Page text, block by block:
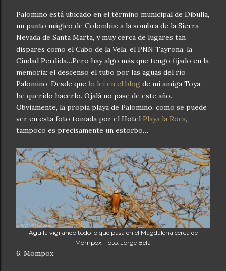
Palomino está ubicado en el término municipal de Dibulla,
un punto mágico de Colombia: a la sombra de la Sierra
Nevada de Santa Marta, y muy cerca de lugares tan
dispares como el Cabo de la Vela, el PNN Tayrona, la
Ciudad Perdida…Pero hay algo más que tengo fijado en la
memoria: el descenso el tubo por las aguas del río
Palomino. Desde que lo leí en el blog de mi amiga Toya,
he querido hacerlo. Ojalá no pase de este año.
Obviamente, la propia playa de Palomino, como se puede
ver en esta foto tomada por el Hotel Playa la Roca,
tampoco es precisamente un estorbo…
Águila vigilando todo lo que pasa en el Magdalena cerca de
Mompox. Foto: Jorge Bela
6. Mompox